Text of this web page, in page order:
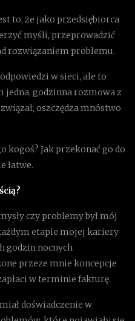
to, że jako przedsiębiorca
myśli, przeprowadzić
rozwiązaniem problemu.
w sieci, ale to
jedna, godzinna rozmowa z
oszczędza mnóstwo
kogoś? Jak przekonać go do
łatwe.
czy problemy był mój
etapie mojej kariery
godzin nocnych
przeze mnie koncepcje
w terminie fakturę.
doświadczenie w